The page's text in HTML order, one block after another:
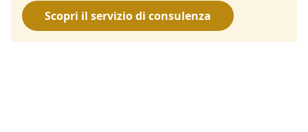
Scopri il servizio di consulenza